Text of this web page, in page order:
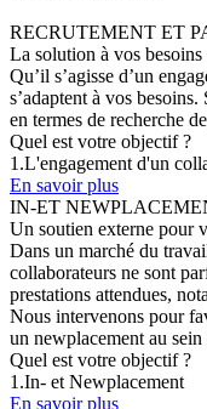
RECRUTEMENT ET
La solution à vos besoins
Qu’il s’agisse d’un
s’adaptent à vos
en termes de recherche
Quel est votre objectif ?
1.L'engagement d'un
En savoir plus
IN-ET
Un soutien externe pour
Dans un marché du
collaborateurs ne sont
prestations attendues,
Nous intervenons pour
un newplacement au sein
Quel est votre objectif ?
1.In- et Newplacement
En savoir plus